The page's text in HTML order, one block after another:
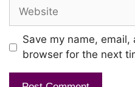
Usurukkulla nee irukka
Aasaiyellaam nee kodutha
Adakki vechen en manasa
Website
Save my name,
browser for the next